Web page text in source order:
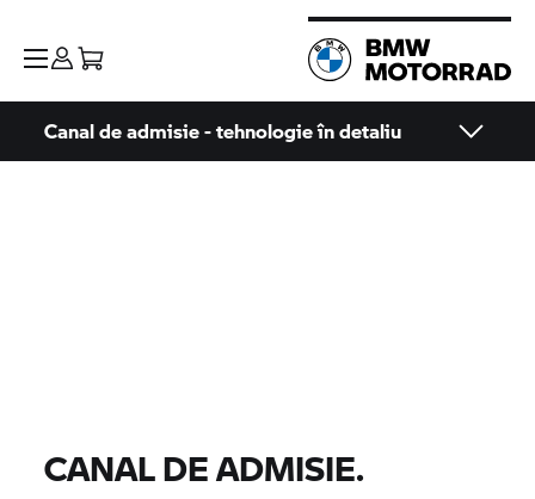
Canal de admisie - tehnologie în detaliu
CANAL DE ADMISIE.